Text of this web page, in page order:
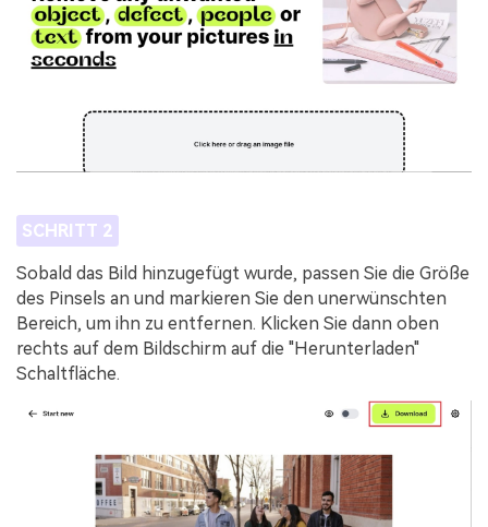
SCHRITT 2
Sobald das Bild hinzugefügt wurde, passen Sie die Größe
des Pinsels an und markieren Sie den unerwünschten
Bereich, um ihn zu entfernen. Klicken Sie dann oben
rechts auf dem Bildschirm auf die "Herunterladen"
Schaltfläche.